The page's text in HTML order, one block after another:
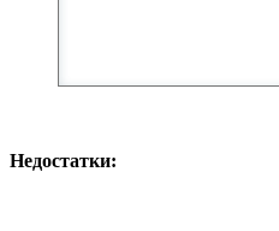
Недостатки: